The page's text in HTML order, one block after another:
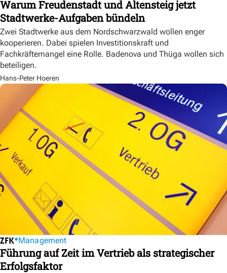
Warum Freudenstadt und Altensteig jetzt
Stadtwerke-Aufgaben bündeln
Zwei Stadtwerke aus dem Nordschwarzwald wollen enger
kooperieren. Dabei spielen Investitionskraft und
Fachkräftemangel eine Rolle. Badenova und Thüga wollen sich
beteiligen.
Hans-Peter Hoeren
Management
Führung auf Zeit im Vertrieb als strategischer
Erfolgsfaktor